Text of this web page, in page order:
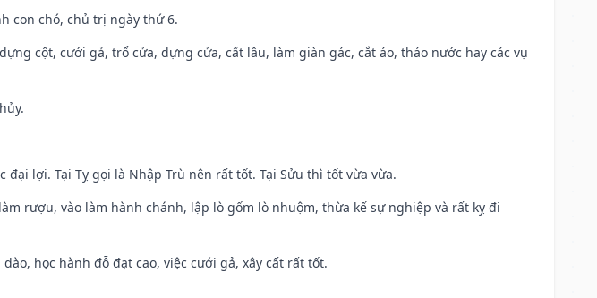
con chó, chủ trị ngày thứ 6.
cột, cưới gả, trổ cửa, dựng cửa, cất lầu, làm giàn gác, cắt áo, tháo nước hay các vụ
đại lợi. Tại Tỵ gọi là Nhập Trù nên rất tốt. Tại Sửu thì tốt vừa vừa.
rượu, vào làm hành chánh, lập lò gốm lò nhuộm, thừa kế sự nghiệp và rất kỵ đi
học hành đỗ đạt cao, việc cưới gả, xây cất rất tốt.